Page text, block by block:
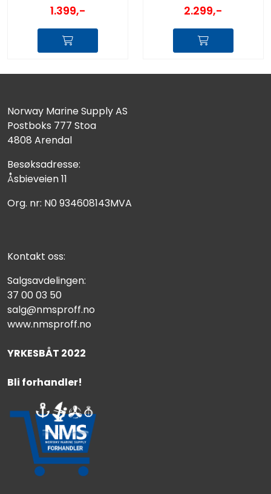
1.399,- 2.299,-
Norway Marine Supply AS
Postboks 777 Stoa
4808 Arendal
Besøksadresse:
Åsbieveien 11
Org. nr: N0 934608143MVA
Kontakt oss:
Salgsavdelingen:
37 00 03 50
salg@nmsproff.no
www.nmsproff.no
YRKESBÅT 2022
Bli forhandler!